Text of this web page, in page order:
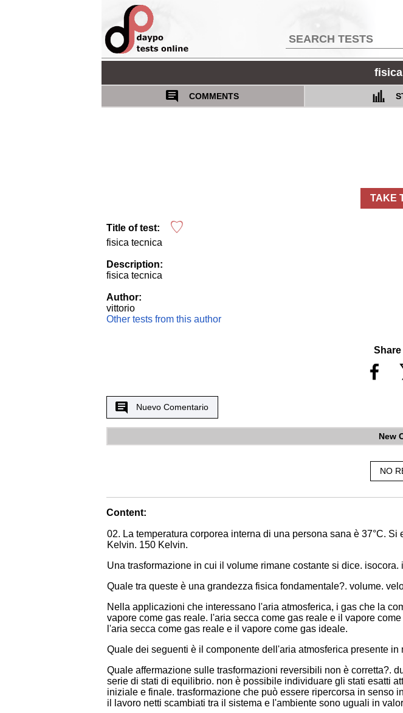
COMMENTS
TAKE
Title of test:
fisica tecnica
Description:
fisica tecnica
Author:
vittorio
Other tests from this author
Share
Nuevo Comentario
New
NO
Content:
02. La temperatura corporea interna di una persona sana è 37°C.
Kelvin. 150 Kelvin.
Una trasformazione in cui il volume rimane costante si dice.
Quale tra queste è una grandezza fisica fondamentale?. volume.
Nella applicazioni che interessano l'aria atmosferica, i gas che la
vapore come gas reale. l'aria secca come gas reale e il vapore
l'aria secca come gas reale e il vapore come gas ideale.
Quale dei seguenti è il componente dell'aria atmosferica presente
Quale affermazione sulle trasformazioni reversibili non è corretta?.
serie di stati di equilibrio. non è possibile individuare gli stati esatti
iniziale e finale. trasformazione che può essere ripercorsa in senso
il lavoro netti scambiati tra il sistema e l'ambiente sono uguali in